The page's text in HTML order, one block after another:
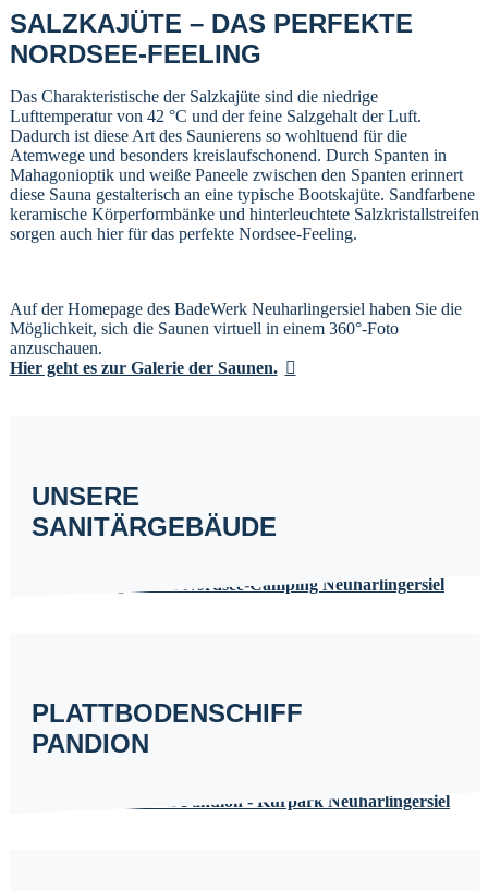
SALZKAJÜTE – DAS PERFEKTE
NORDSEE-FEELING
Das Charakteristische der Salzkajüte sind die niedrige
Lufttemperatur von 42 °C und der feine Salzgehalt der Luft.
Dadurch ist diese Art des Saunierens so wohltuend für die
Atemwege und besonders kreislaufschonend. Durch Spanten in
Mahagonioptik und weiße Paneele zwischen den Spanten erinnert
diese Sauna gestalterisch an eine typische Bootskajüte. Sandfarbene
keramische Körperformbänke und hinterleuchtete Salzkristallstreifen
sorgen auch hier für das perfekte Nordsee-Feeling.
Auf der Homepage des BadeWerk Neuharlingersiel haben Sie die
Möglichkeit, sich die Saunen virtuell in einem 360°-Foto
anzuschauen.
Hier geht es zur Galerie der Saunen.
UNSERE
SANITÄRGEBÄUDE
PLATTBODENSCHIFF
PANDION